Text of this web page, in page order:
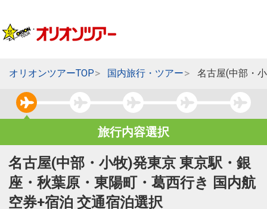
オリオンツアーTOP 国内旅行・ツアー 名古屋(中部・
旅行内容選択
名古屋(中部・小牧)発東京 東京駅・銀
座・秋葉原・東陽町・葛西行き 国内航
空券+宿泊 交通宿泊選択